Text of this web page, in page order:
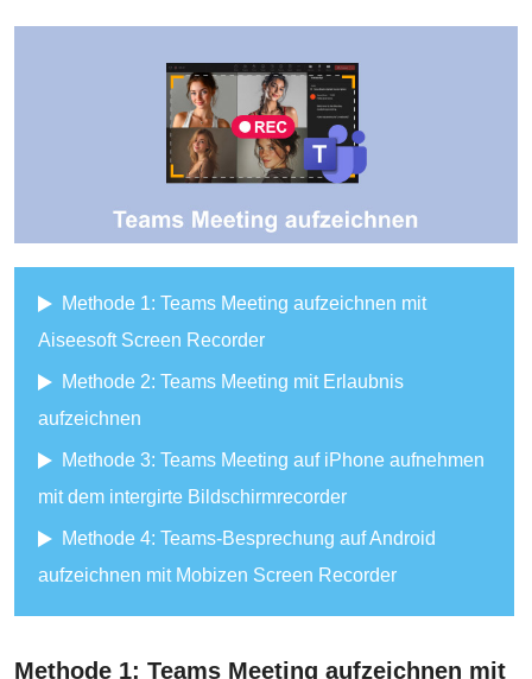
Methode 1: Teams Meeting aufzeichnen mit
Aiseesoft Screen Recorder
Methode 2: Teams Meeting mit Erlaubnis
aufzeichnen
Methode 3: Teams Meeting auf iPhone aufnehmen
mit dem intergirte Bildschirmrecorder
Methode 4: Teams-Besprechung auf Android
aufzeichnen mit Mobizen Screen Recorder
Methode 1: Teams Meeting aufzeichnen mit